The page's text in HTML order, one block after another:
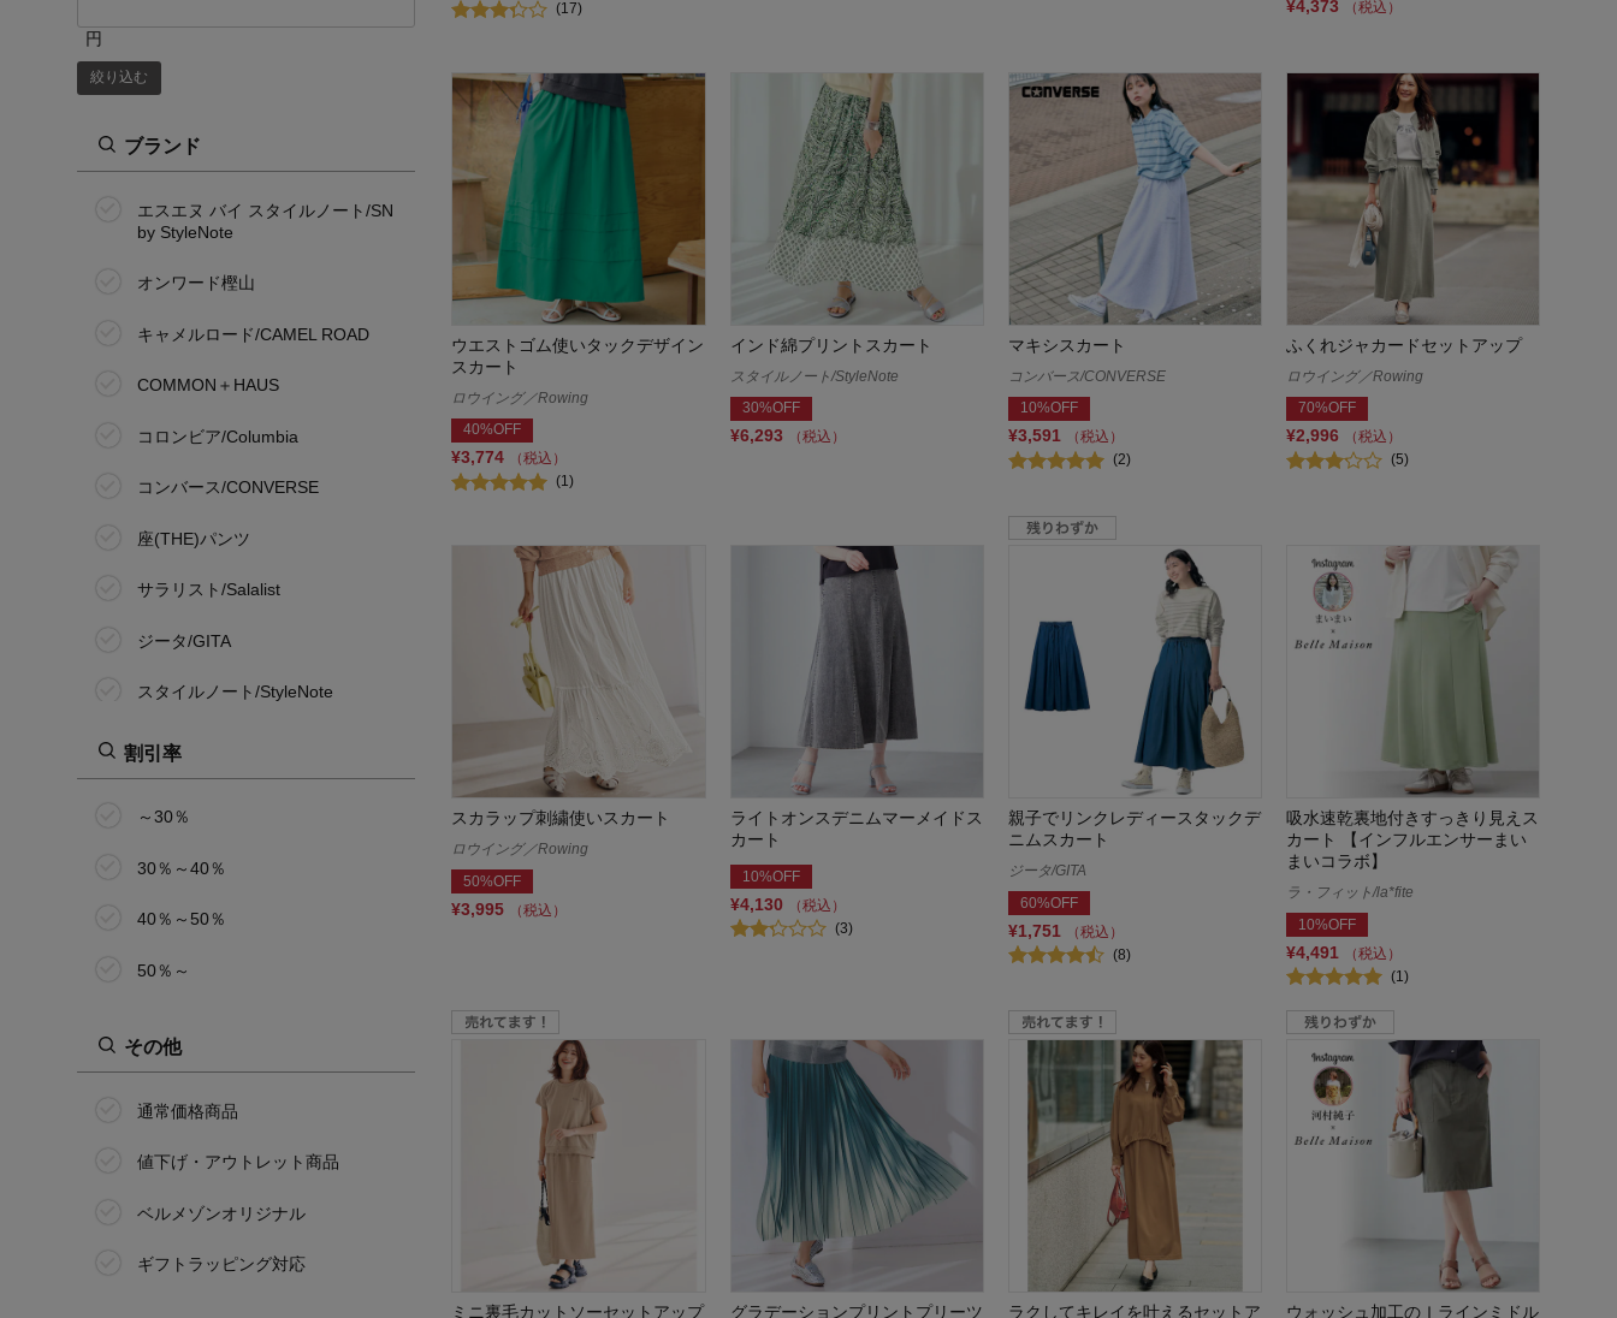
円
絞り込む
ブランド
エスエヌ バイ スタイルノート/SN
by StyleNote
オンワード樫山
キャメルロード/CAMEL ROAD
COMMON＋HAUS
コロンビア/Columbia
コンバース/CONVERSE
座(THE)パンツ
サラリスト/Salalist
ジータ/GITA
スタイルノート/StyleNote
東京ソワール/TOKYO SOIR
ロウイング／Rowing
割引率
～30％
30％～40％
40％～50％
50％～
その他
通常価格商品
値下げ・アウトレット商品
ベルメゾンオリジナル
ギフトラッピング対応
(17)
¥4,373 （税込）
ウエストゴム使いタックデザイン
スカート
ロウイング／Rowing
40%OFF
¥3,774
（税込）
(1)
インド綿プリントスカート
スタイルノート/StyleNote
30%OFF
¥6,293 （税込）
マキシスカート
コンバース/CONVERSE
10%OFF
¥3,591
（税込）
(2)
ふくれジャカードセットアップ
ロウイング／Rowing
70%OFF
¥2,996
（税込）
(5)
スカラップ刺繍使いスカート
ロウイング／Rowing
50%OFF
¥3,995 （税込）
ライトオンスデニムマーメイドス
カート
10%OFF
¥4,130
（税込）
(3)
親子でリンクレディースタックデ
ニムスカート
ジータ/GITA
60%OFF
¥1,751
（税込）
(8)
吸水速乾裏地付きすっきり見えス
カート 【インフルエンサーまい
まいコラボ】
ラ・フィット/la*fite
10%OFF
¥4,491
（税込）
(1)
ミニ裏毛カットソーセットアップ グラデーションプリントプリーツ ラクしてキレイを叶えるセットア ウォッシュ加工のＩラインミドル